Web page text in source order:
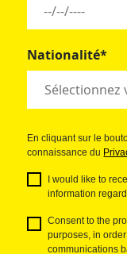
Nationalité*
En cliquant sur le
connaissance du
I would like to
information
Consent to the
purposes, in
communications